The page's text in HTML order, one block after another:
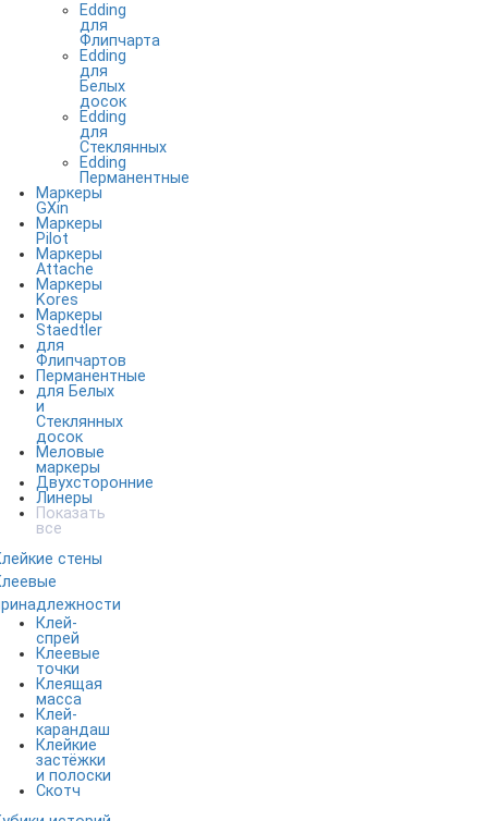
Edding
для
Флипчарта
Edding
для
Белых
досок
Edding
для
Стеклянных
Edding
Перманентные
Маркеры
GXin
Маркеры
Pilot
Маркеры
Attache
Маркеры
Kores
Маркеры
Staedtler
для
Флипчартов
Перманентные
для Белых
и
Стеклянных
досок
Меловые
маркеры
Двухсторонние
Линеры
Показать
все
стены
Клей-
спрей
Клеевые
точки
Клеящая
масса
Клей-
карандаш
Клейкие
застёжки
и полоски
Скотч